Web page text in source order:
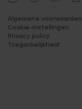
Algemene voorwaarden
Cookie-instellingen
Privacy policy
Toegankelijkheid